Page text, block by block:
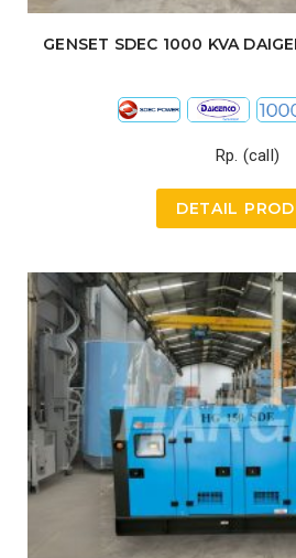
GENSET SDEC 1000 KVA
Rp. (call)
DETAIL